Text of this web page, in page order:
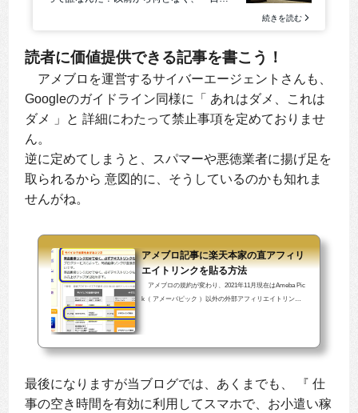
読者に価値提供できる記事を書こう！
アメブロを運営するサイバーエージェントさんも、
Googleのガイドライン同様に「 あれはダメ、これは
ダメ 」と 詳細にわたって禁止事項を定めておりませ
ん。
逆に定めてしまうと、スパマーや悪徳業者に揚げ足を
取られるから 意図的に、そうしているのかも知れま
せんがね。
アメブロ記事に楽天本家の直アフィリ
エイトリンクを貼る方法
アメブロの規約が変わり、2021年11月現在はAmeba Pic
k（ アメーバピック ）以外の外部アフィリエイトリンク
OOM、ポイントサイトの友達紹介のリンクは、ご利用い
時2021年01月20日 】アメーバピックに関する詳細な情報
そちらで。↓ それでは早速、新規会員登録が...
最後になりますが当ブログでは、あくまでも、 『 仕
事の空き時間を有効に利用してスマホで、お小遣い稼